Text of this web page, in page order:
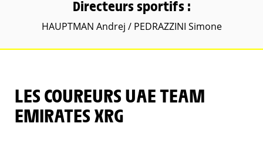
Directeurs sportifs :
HAUPTMAN Andrej / PEDRAZZINI Simone
LES COUREURS UAE TEAM
EMIRATES XRG